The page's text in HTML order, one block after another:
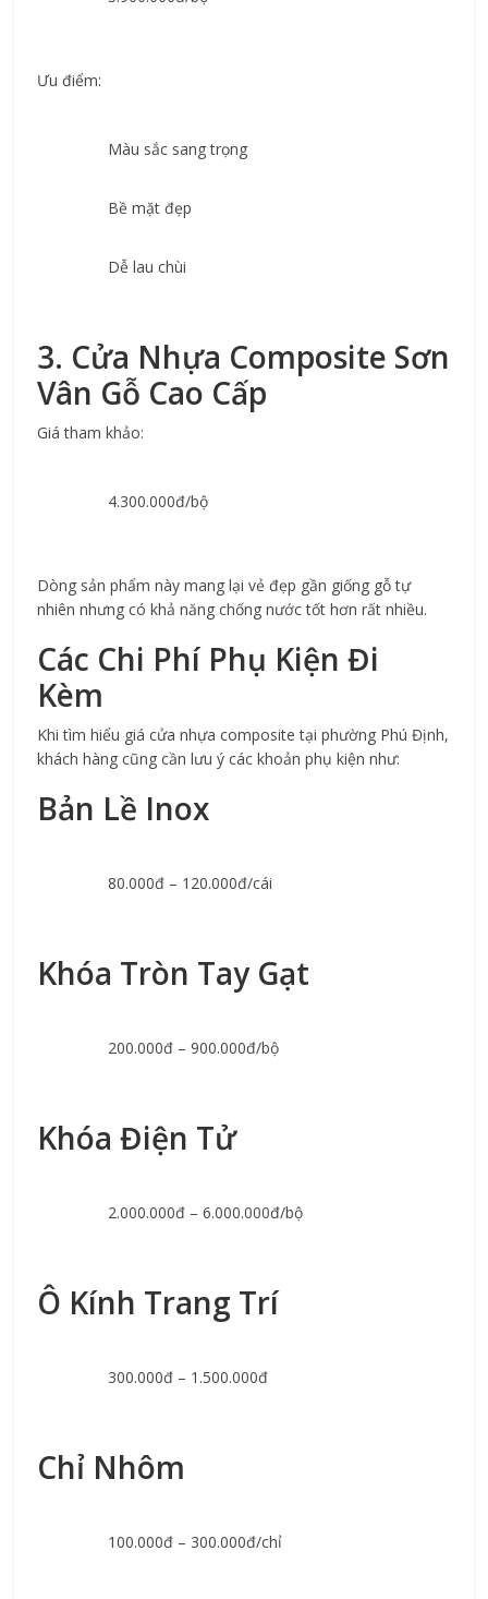
Ưu điểm:
Màu sắc sang trọng
Bề mặt đẹp
Dễ lau chùi
3. Cửa Nhựa Composite Sơn
Vân Gỗ Cao Cấp
Giá tham khảo:
4.300.000đ/bộ
Dòng sản phẩm này mang lại vẻ đẹp gần giống gỗ tự
nhiên nhưng có khả năng chống nước tốt hơn rất nhiều.
Các Chi Phí Phụ Kiện Đi
Kèm
Khi tìm hiểu giá cửa nhựa composite tại phường Phú Định,
khách hàng cũng cần lưu ý các khoản phụ kiện như:
Bản Lề Inox
80.000đ – 120.000đ/cái
Khóa Tròn Tay Gạt
200.000đ – 900.000đ/bộ
Khóa Điện Tử
2.000.000đ – 6.000.000đ/bộ
Ô Kính Trang Trí
300.000đ – 1.500.000đ
Chỉ Nhôm
100.000đ – 300.000đ/chỉ